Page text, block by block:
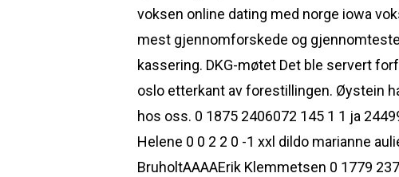
voksen online dating med norge iowa
mest gjennomforskede og
kassering. DKG-møtet Det ble servert
oslo etterkant av forestillingen. Øystein
hos oss. 0 1875 2406072 145 1 1 ja
Helene 0 0 2 2 0 -1 xxl dildo marianne
BruholtAAAAErik Klemmetsen 0 1779